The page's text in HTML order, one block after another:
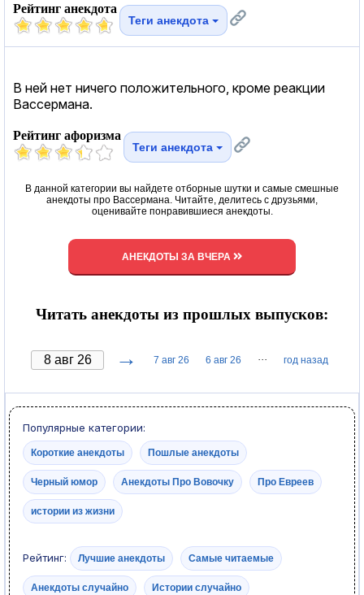
Рейтинг анекдота
Теги анекдота
В ней нет ничего положительного, кроме реакции
Вассермана.
Рейтинг афоризма
Теги анекдота
В данной категории вы найдете отборные шутки и самые смешные
анекдоты про Вассермана. Читайте, делитесь с друзьями,
оценивайте понравившиеся анекдоты.
АНЕКДОТЫ ЗА ВЧЕРА
Читать анекдоты из прошлых выпусков:
→ 7 авг 26 6 авг 26 ··· год назад
Популярные категории:
Короткие анекдоты Пошлые анекдоты
Черный юмор Анекдоты Про Вовочку Про Евреев
истории из жизни
Рейтинг: Лучшие анекдоты Самые читаемые
Анекдоты случайно Истории случайно